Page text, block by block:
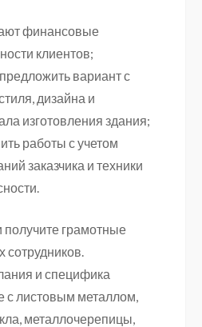
финансовые
клиентов;
вариант с
дизайна и
изготовления здания;
работы с учетом
заказчика и техники
грамотные
сотрудников.
и специфика
с листовым металлом,
металлочерепицы,